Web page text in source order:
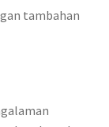
tambahan